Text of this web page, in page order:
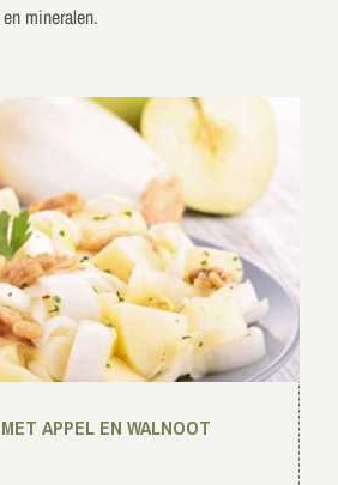
mineralen.
APPEL EN WALNOOT